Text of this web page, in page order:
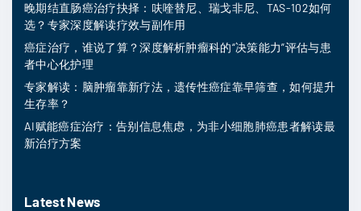
晚期结直肠癌治疗抉择：呋喹替尼、瑞戈非尼、TAS-102如何
选？专家深度解读疗效与副作用
癌症治疗，谁说了算？深度解析肿瘤科的“决策能力”评估与患
者中心化护理
专家解读：脑肿瘤靠新疗法，遗传性癌症靠早筛查，如何提升
生存率？
AI赋能癌症治疗：告别信息焦虑，为非小细胞肺癌患者解读最
新治疗方案
Latest News